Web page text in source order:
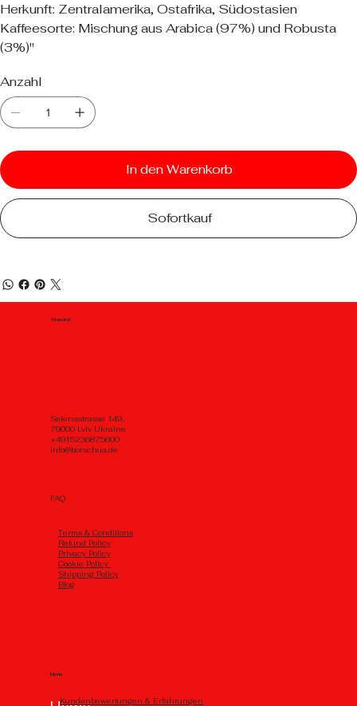
Herkunft: Zentralamerika, Ostafrika, Südostasien
Kaffeesorte: Mischung aus Arabica (97%) und Robusta
(3%)"
Anzahl
In den Warenkorb
Sofortkauf
Standort
Selenastrasse 149,
79000 Lviv Ukraine
+4915236875600
info@borschua.de
Menu
FAQ
Тerms & Conditions
Refund Policy
Privacy Policy
Cookie Policy
Shipping Policy
Blog
Kundenbewertungen & Erfahrungen